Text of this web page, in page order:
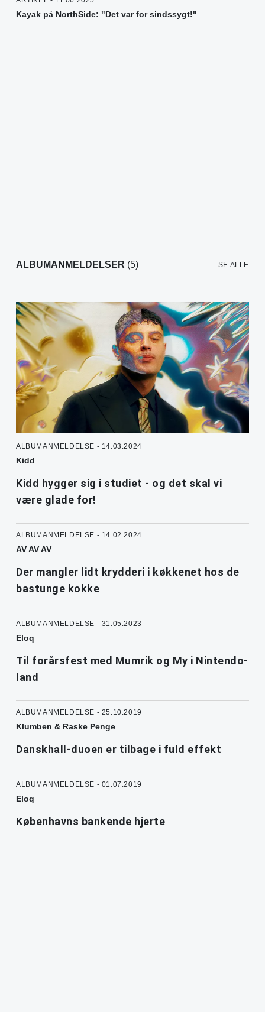
Kayak på NorthSide: "Det var for sindssygt!"
ALBUMANMELDELSER (5) SE ALLE
ALBUMANMELDELSE - 14.03.2024
Kidd
Kidd hygger sig i studiet - og det skal vi
være glade for!
ALBUMANMELDELSE - 14.02.2024
AV AV AV
Der mangler lidt krydderi i køkkenet hos de
bastunge kokke
ALBUMANMELDELSE - 31.05.2023
Eloq
Til forårsfest med Mumrik og My i Nintendo-
land
ALBUMANMELDELSE - 25.10.2019
Klumben & Raske Penge
Danskhall-duoen er tilbage i fuld effekt
ALBUMANMELDELSE - 01.07.2019
Eloq
Københavns bankende hjerte